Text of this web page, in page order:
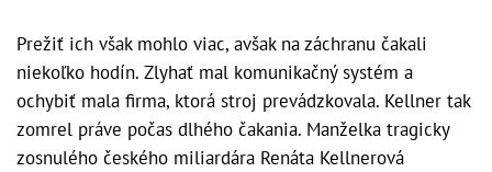
Prežiť ich však mohlo viac, avšak na záchranu čakali
niekoľko hodín. Zlyhať mal komunikačný systém a
ochybiť mala firma, ktorá stroj prevádzkovala. Kellner tak
zomrel práve počas dlhého čakania. Manželka tragicky
zosnulého českého miliardára Renáta Kellnerová